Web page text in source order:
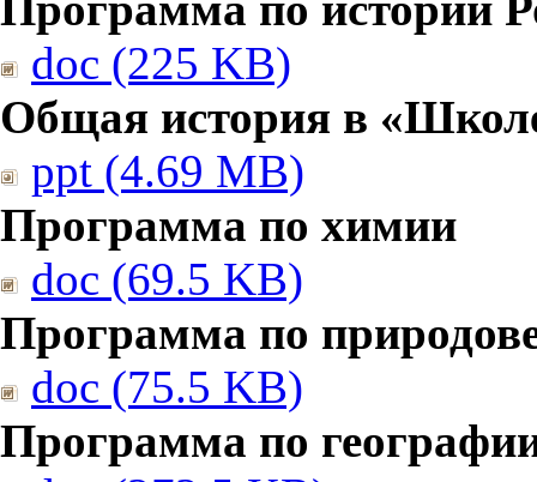
doc (225 KB)
Общая история в
ppt (4.69 MB)
Программа по химии
doc (69.5 KB)
Программа по
doc (75.5 KB)
Программа по